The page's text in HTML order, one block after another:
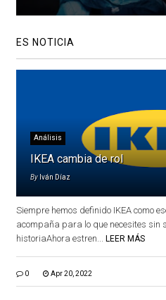
ES NOTICIA
Análisis
IKEA cambia de rol
By Iván Díaz
Siempre hemos definido IKEA como
acompaña para lo que necesites sin
historiaAhora estren...
LEER MÁS
0 Apr 20, 2022